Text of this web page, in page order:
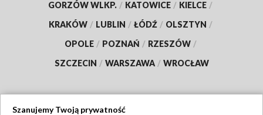
GORZÓW WLKP. / KATOWICE / KIELCE /
KRAKÓW / LUBLIN / ŁÓDŹ / OLSZTYN /
OPOLE / POZNAŃ / RZESZÓW /
SZCZECIN / WARSZAWA / WROCŁAW
Szanujemy Twoją prywatność